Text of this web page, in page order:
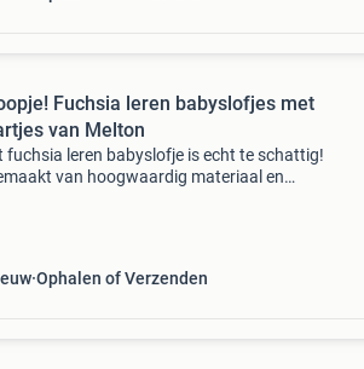
Fuchsia leren babyslofjes met
van Melton
fuchsia leren babyslofje is echt te schattig!
van hoogwaardig materiaal en
Ophalen of Verzenden